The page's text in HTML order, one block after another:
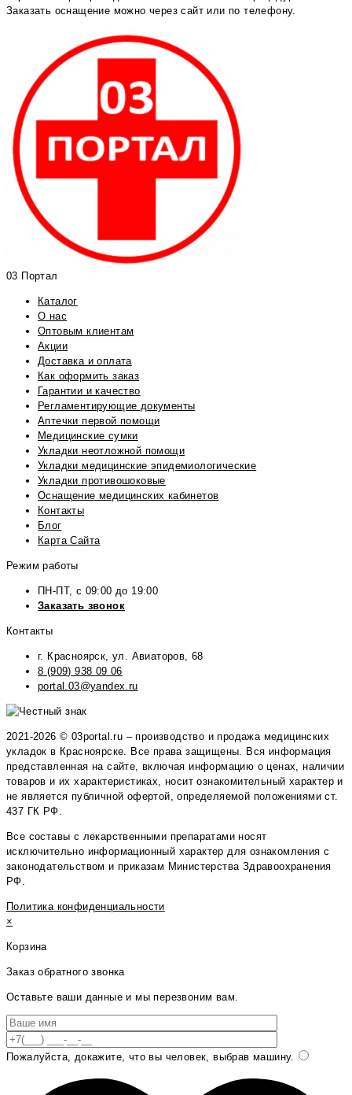
Заказать оснащение можно через сайт или по телефону.
03 Портал
Каталог
О нас
Оптовым клиентам
Акции
Доставка и оплата
Как оформить заказ
Гарантии и качество
Регламентирующие документы
Аптечки первой помощи
Медицинские сумки
Укладки неотложной помощи
Укладки медицинские эпидемиологические
Укладки противошоковые
Оснащение медицинских кабинетов
Контакты
Блог
Карта Сайта
Режим работы
ПН-ПТ, с 09:00 до 19:00
Заказать звонок
Контакты
г. Красноярск, ул. Авиаторов, 68
8 (909) 938 09 06
portal.03@yandex.ru
2021-2026 © 03portal.ru – производство и продажа медицинских
укладок в Красноярске. Все права защищены. Вся информация
представленная на сайте, включая информацию о ценах, наличии
товаров и их характеристиках, носит ознакомительный характер и
не является публичной офертой, определяемой положениями ст.
437 ГК РФ.
Все составы с лекарственными препаратами носят
исключительно информационный характер для ознакомления с
законодательством и приказам Министерства Здравоохранения
РФ.
Политика конфиденциальности
×
Корзина
Заказ обратного звонка
Оставьте ваши данные и мы перезвоним вам.
Пожалуйста, докажите, что вы человек, выбрав машину.